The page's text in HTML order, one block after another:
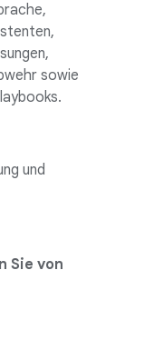
sowie
und
Sie von